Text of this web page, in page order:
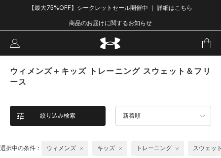
【最大75%OFF】シークレットセール開催中 ｜ 詳細はこちら
商品のお届けに関するお知らせ
ウィメンズ＋キッズ トレーニング スウェット＆フリ
ース
絞り込み検索 新着順
選択中の条件： ウィメンズ キッズ トレーニング スウェッ